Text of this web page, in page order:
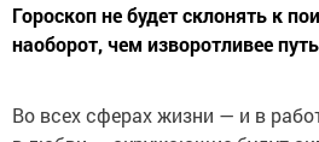
Гороскоп не будет склонять к
наоборот, чем изворотливее
Во всех сферах жизни — и в